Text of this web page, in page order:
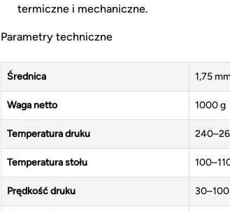
termiczne i mechaniczne.
Parametry techniczne
Średnica 1,75
Waga netto 1000 g
Temperatura druku
Temperatura stołu
Prędkość druku